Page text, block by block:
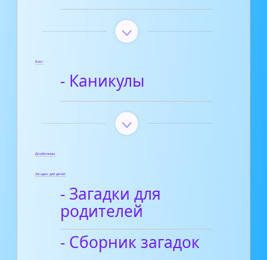
Блог
- Каникулы
Диафильмы
Загадки для детей
- Загадки для
родителей
- Сборник загадок